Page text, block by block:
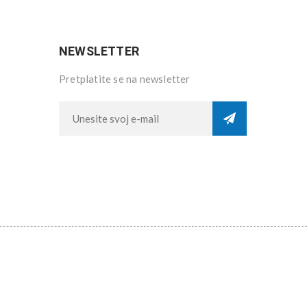
NEWSLETTER
Pretplatite se na newsletter